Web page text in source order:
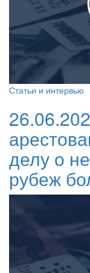
Статьи и интервью
делу о
рубеж